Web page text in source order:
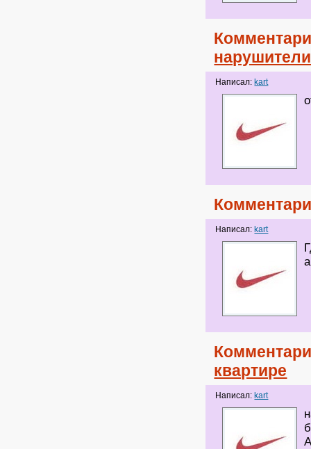
Написал: kart
Написал: kart
квартире
Написал: kart